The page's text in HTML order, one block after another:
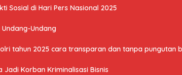
Sosial di Hari Pers Nasional 2025
Undang-Undang
tahun 2025 cara transparan dan tanpa pungutan
Korban Kriminalisasi Bisnis